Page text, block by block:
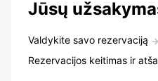
Jūsų
Valdykite savo rezervaciją
Rezervacijos keitimas ir